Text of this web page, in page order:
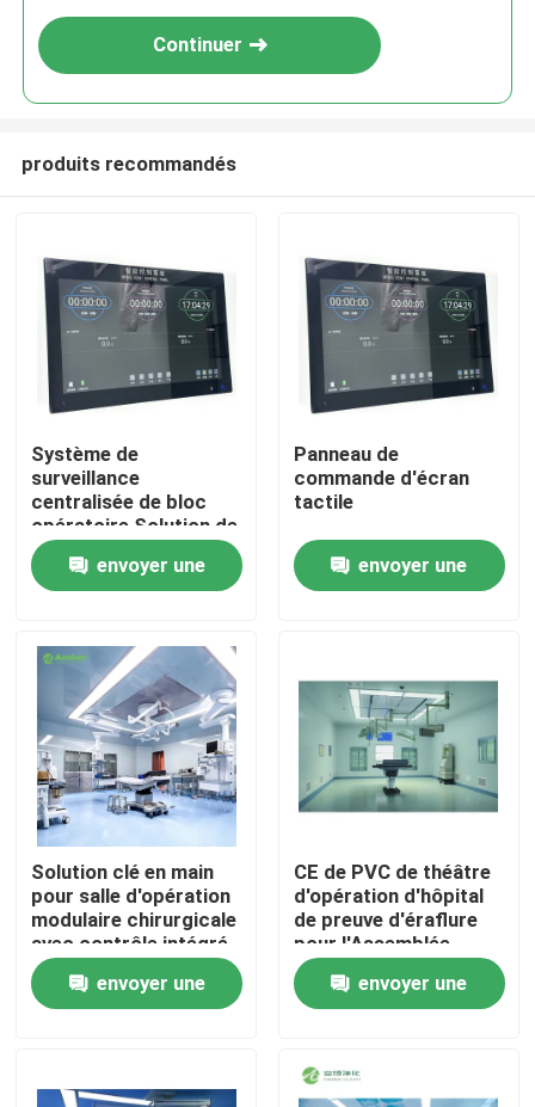
Maison
Produits
Au sujet de nous
Visite d'usine
Contrôle de qualité
Contactez-nous
Nouvelles
Cas
Pièce propre modulaire
Continuer
produits recommandés
Système de
surveillance
centralisée de bloc
opératoire Solution de
contrôle tout-en-un
pour salle d'opération
avec intégration de 6
envoyer une
Panneau de
commande d'écran
tactile
envoyer une
Solution clé en main
pour salle d'opération
modulaire chirurgicale
avec contrôle intégré
par automate
envoyer une
CE de PVC de théâtre
d'opération d'hôpital
de preuve d'éraflure
pour l'Assemblée
rapide d'hôpital
envoyer une